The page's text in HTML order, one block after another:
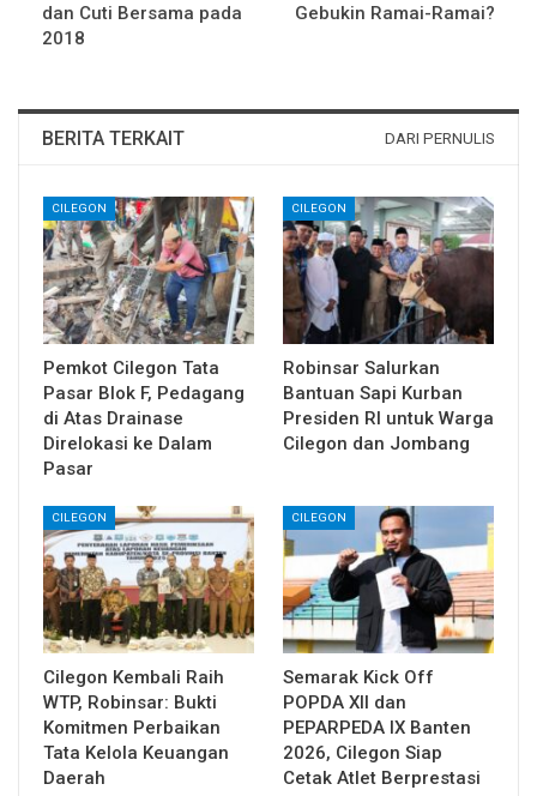
dan Cuti Bersama pada
2018
Gebukin Ramai-Ramai?
BERITA TERKAIT DARI PERNULIS
CILEGON
Pemkot Cilegon Tata
Pasar Blok F, Pedagang
di Atas Drainase
Direlokasi ke Dalam
Pasar
CILEGON
Robinsar Salurkan
Bantuan Sapi Kurban
Presiden RI untuk Warga
Cilegon dan Jombang
CILEGON
Cilegon Kembali Raih
WTP, Robinsar: Bukti
Komitmen Perbaikan
Tata Kelola Keuangan
Daerah
CILEGON
Semarak Kick Off
POPDA XII dan
PEPARPEDA IX Banten
2026, Cilegon Siap
Cetak Atlet Berprestasi